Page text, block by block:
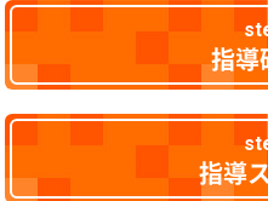
指導
指導